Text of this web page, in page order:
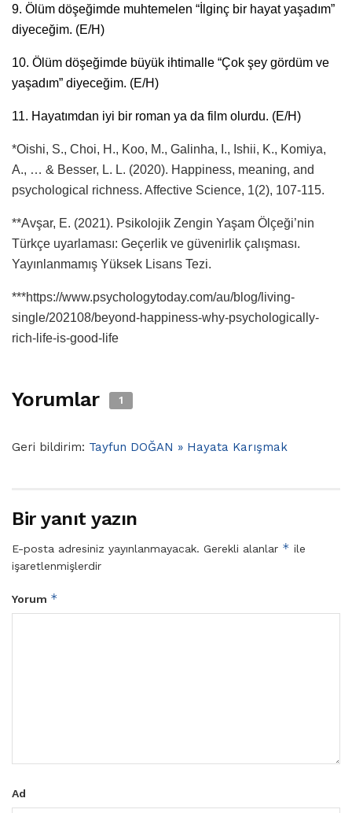
9. Ölüm döşeğimde muhtemelen “İlginç bir hayat yaşadım”
diyeceğim. (E/H)
10. Ölüm döşeğimde büyük ihtimalle “Çok şey gördüm ve
yaşadım” diyeceğim. (E/H)
11. Hayatımdan iyi bir roman ya da film olurdu. (E/H)
*Oishi, S., Choi, H., Koo, M., Galinha, I., Ishii, K., Komiya,
A., … & Besser, L. L. (2020). Happiness, meaning, and
psychological richness. Affective Science, 1(2), 107-115.
**Avşar, E. (2021). Psikolojik Zengin Yaşam Ölçeği’nin
Türkçe uyarlaması: Geçerlik ve güvenirlik çalışması.
Yayınlanmamış Yüksek Lisans Tezi.
***https://www.psychologytoday.com/au/blog/living-
single/202108/beyond-happiness-why-psychologically-
rich-life-is-good-life
Yorumlar 1
Geri bildirim: Tayfun DOĞAN » Hayata Karışmak
Bir yanıt yazın
E-posta adresiniz yayınlanmayacak. Gerekli alanlar * ile
işaretlenmişlerdir
Yorum *
Ad